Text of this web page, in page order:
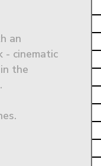
an
cinematic
the